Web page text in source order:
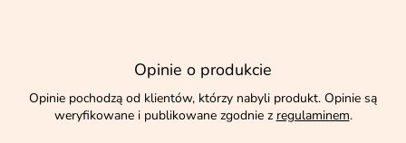
Opinie o produkcie
Opinie pochodzą od klientów, którzy nabyli produkt. Opinie są
weryfikowane i publikowane zgodnie z regulaminem.